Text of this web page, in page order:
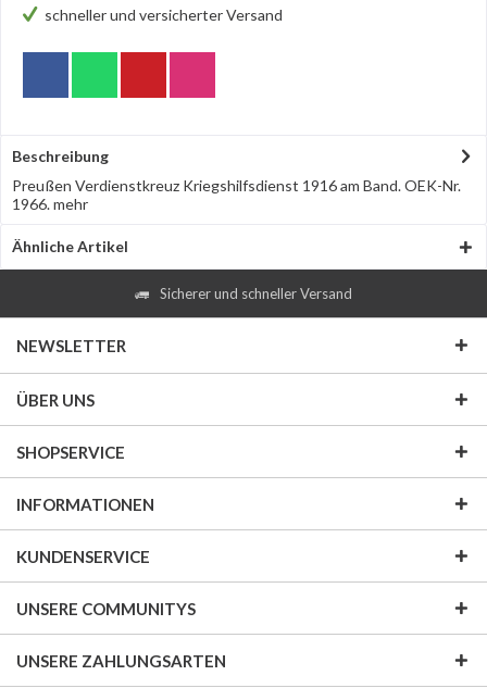
schneller und versicherter Versand
Beschreibung
Preußen Verdienstkreuz Kriegshilfsdienst 1916 am Band. OEK-Nr.
1966.mehr
Ähnliche Artikel
Sicherer und schneller Versand
NEWSLETTER
ÜBER UNS
SHOPSERVICE
INFORMATIONEN
KUNDENSERVICE
UNSERE COMMUNITYS
UNSERE ZAHLUNGSARTEN